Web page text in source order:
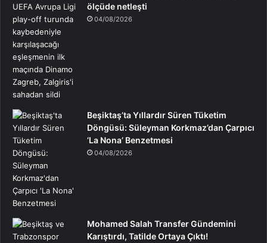
ölçüde netleşti
04/08/2026
Beşiktaş’ta Yıllardır Süren Tüketim
Döngüsü: Süleyman Korkmaz’dan Çarpıcı
‘La Nona’ Benzetmesi
04/08/2026
Mohamed Salah Transfer Gündemini
Karıştırdı, Tatilde Ortaya Çıktı!